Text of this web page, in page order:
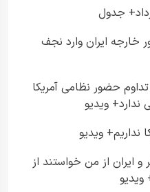
خارجه ایران وارد نجف
حضور نظامی آمریکا
ندارد+ ویدیو
نداریم+ ویدیو
و ایران از من خواستند از